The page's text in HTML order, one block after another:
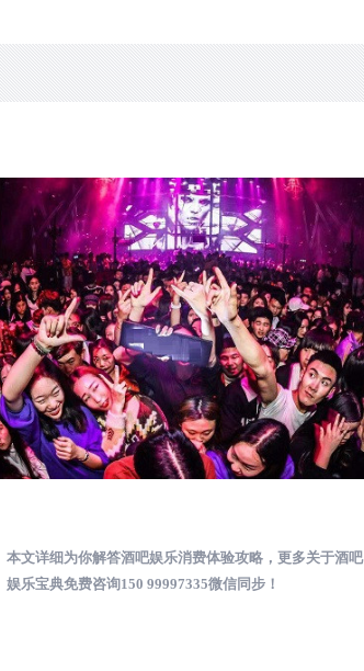
本文详细为你解答酒吧娱乐消费体验攻略，更多关于酒吧
娱乐宝典免费咨询150 99997335微信同步！